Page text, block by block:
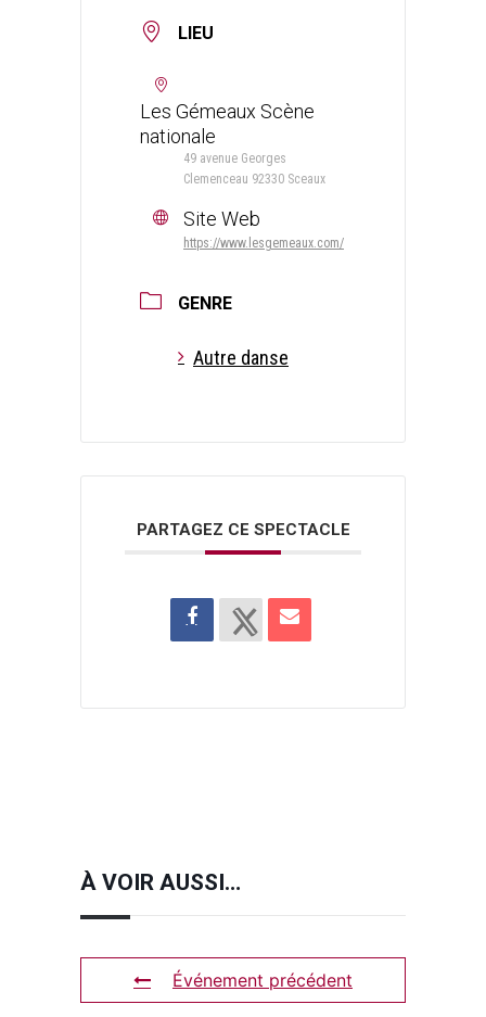
LIEU
Les Gémeaux Scène
nationale
49 avenue Georges
Clemenceau 92330 Sceaux
Site Web
https://www.lesgemeaux.com/
GENRE
Autre danse
PARTAGEZ CE SPECTACLE
À VOIR AUSSI…
Événement précédent